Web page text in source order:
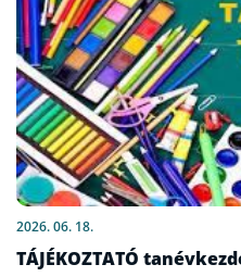
2026. 06. 18.
TÁJÉKOZTATÓ